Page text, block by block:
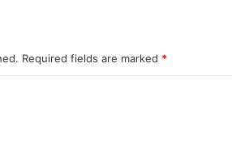
Required fields are marked *